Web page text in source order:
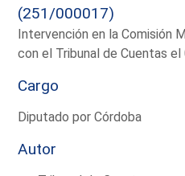
(251/000017)
Intervención en la Comisión
con el Tribunal de Cuentas
Cargo
Diputado por Córdoba
Autor